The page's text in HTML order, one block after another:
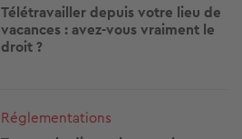
Télétravailler depuis votre lieu de
vacances : avez-vous vraiment le
droit ?
Réglementations